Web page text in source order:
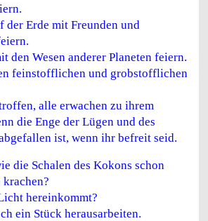
der Erde mit Freunden und
den Wesen anderer Planeten feiern.
feinstofflichen und grobstofflichen
alle erwachen zu ihrem
die Enge der Lügen und des
ist, wenn ihr befreit seid.
die Schalen des Kokons schon
hereinkommt?
ein Stück herausarbeiten.